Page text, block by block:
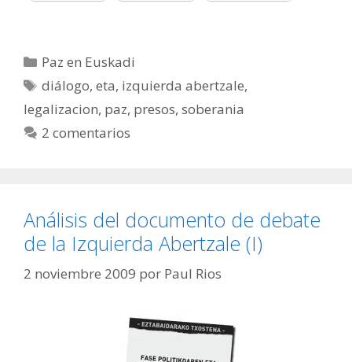
Categorías
Paz en Euskadi
Etiquetas
diálogo,eta, izquierda abertzale,
legalizacion, paz, presos, soberania
2 comentarios
Análisis del documento de debate
de la Izquierda Abertzale (I)
2 noviembre 2009 por Paul Rios